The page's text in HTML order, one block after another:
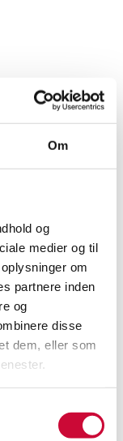
Om
og
medier og til
om
partnere inden
og
disse
dem, eller som
HAY.
module
module made of robust